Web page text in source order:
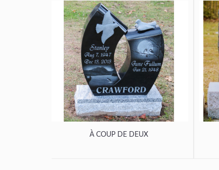
À COUP DE DEUX